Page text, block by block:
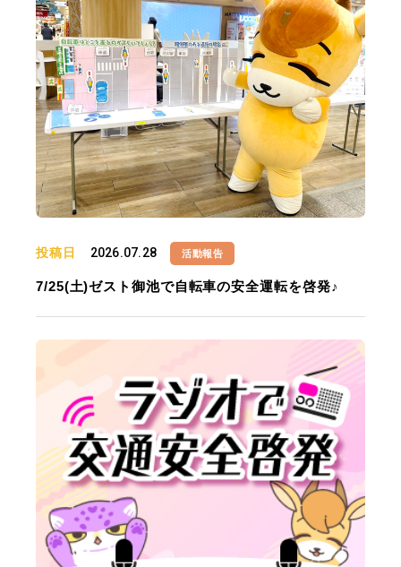
投稿日 2026.07.28 活動報告
7/25(土)ゼスト御池で自転車の安全運転を啓発♪